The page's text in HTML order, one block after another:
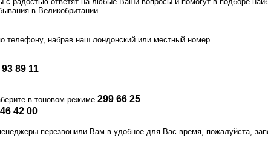
в Великобритании.
телефону, набрав наш лондонский или местный номер
89 11
в тоновом режиме 299 66 25
42 00
перезвонили Вам в удобное для Вас время, пожалуйста,